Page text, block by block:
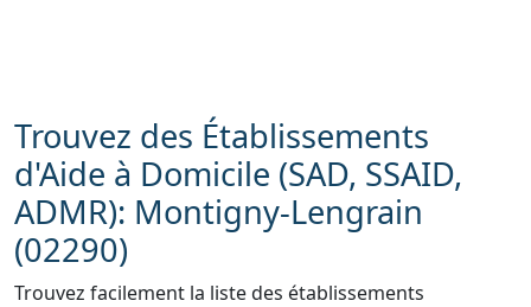
Trouvez des Établissements
d'Aide à Domicile (SAD, SSAID,
ADMR): Montigny-Lengrain
(02290)
Trouvez facilement la liste des établissements